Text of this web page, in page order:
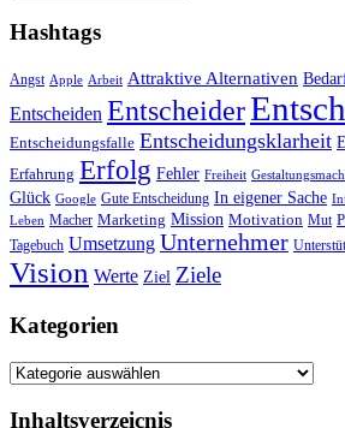
Hashtags
Angst Apple Arbeit Attraktive Alternativen
Entscheiden Entscheider
Entscheidungsfalle Entscheidungsklarheit
Erfahrung Erfolg Fehler Freiheit
Glück Google Gute Entscheidung In eigener Sache
Leben Macher Marketing Mission Motivation Mut
Tagebuch Umsetzung Unternehmer
Vision Werte Ziel Ziele
Kategorien
Kategorien
Inhaltsverzeicnis